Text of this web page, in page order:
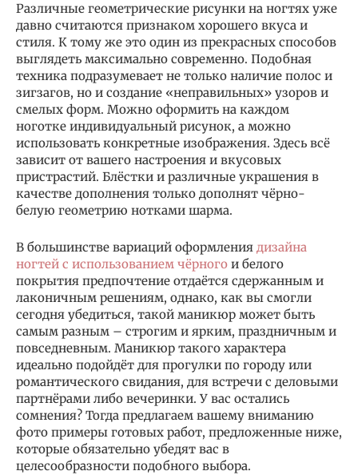
Различные геометрические рисунки на ногтях уже
давно считаются признаком хорошего вкуса и
стиля. К тому же это один из прекрасных способов
выглядеть максимально современно. Подобная
техника подразумевает не только наличие полос и
зигзагов, но и создание «неправильных» узоров и
смелых форм. Можно оформить на каждом
ноготке индивидуальный рисунок, а можно
использовать конкретные изображения. Здесь всё
зависит от вашего настроения и вкусовых
пристрастий. Блёстки и различные украшения в
качестве дополнения только дополнят чёрно-
белую геометрию нотками шарма.
В большинстве вариаций оформления дизайна
ногтей с использованием чёрного и белого
покрытия предпочтение отдаётся сдержанным и
лаконичным решениям, однако, как вы смогли
сегодня убедиться, такой маникюр может быть
самым разным – строгим и ярким, праздничным и
повседневным. Маникюр такого характера
идеально подойдёт для прогулки по городу или
романтического свидания, для встречи с деловыми
партнёрами либо вечеринки. У вас остались
сомнения? Тогда предлагаем вашему вниманию
фото примеры готовых работ, предложенные ниже,
которые обязательно убедят вас в
целесообразности подобного выбора.